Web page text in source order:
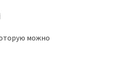
можно